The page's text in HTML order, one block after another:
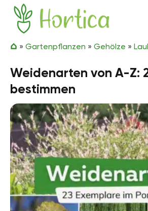
Zum Inhalt springen
Hortica
» Gartenpflanzen » Gehölze »
Weidenarten von A-Z:
bestimmen